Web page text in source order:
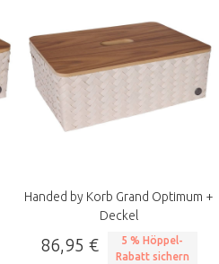
Handed by Korb Grand Optimum +
Deckel
86,95 €
5 % Höppel-
Rabatt sichern